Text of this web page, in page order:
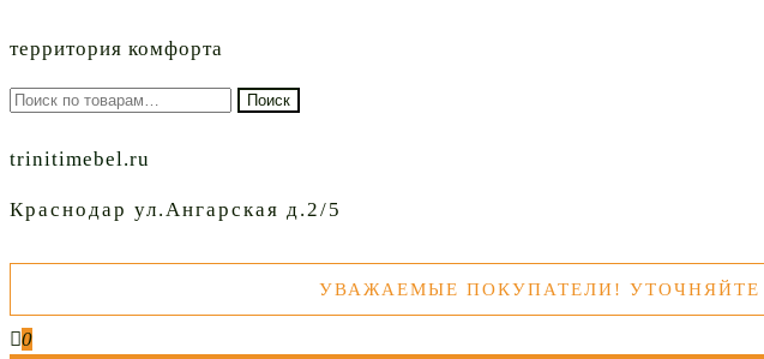
территория комфорта
Искать: Поиск
trinitimebel.ru
Краснодар ул.Ангарская д.2/5
УВАЖАЕМЫЕ ПОКУПАТЕЛИ! УТОЧНЯЙТЕ
0